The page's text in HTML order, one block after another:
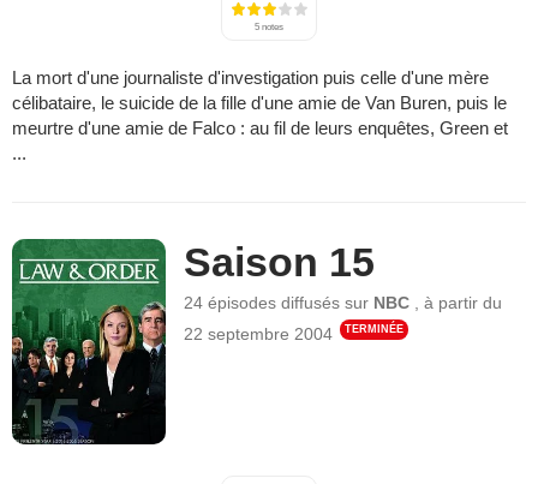
5 notes
La mort d'une journaliste d'investigation puis celle d'une mère
célibataire, le suicide de la fille d'une amie de Van Buren, puis le
meurtre d'une amie de Falco : au fil de leurs enquêtes, Green et
...
Saison 15
24 épisodes diffusés sur NBC ,à partir du
22 septembre 2004
TERMINÉE